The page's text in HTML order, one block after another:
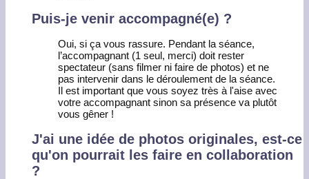
Puis-je venir accompagné(e) ?
Oui, si ça vous rassure. Pendant la séance,
l’accompagnant (1 seul, merci) doit rester
spectateur (sans filmer ni faire de photos) et ne
pas intervenir dans le déroulement de la séance.
Il est important que vous soyez très à l'aise avec
votre accompagnant sinon sa présence va plutôt
vous gêner !
J'ai une idée de photos originales, est-ce
qu'on pourrait les faire en collaboration
?